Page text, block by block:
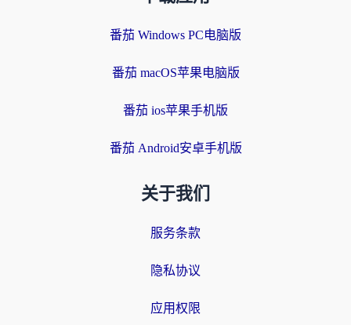
番茄 Windows PC电脑版
番茄 macOS苹果电脑版
番茄 ios苹果手机版
番茄 Android安卓手机版
关于我们
服务条款
隐私协议
应用权限